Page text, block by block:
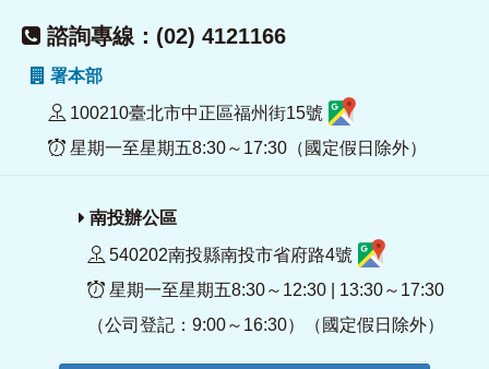
諮詢專線：(02) 4121166
署本部
100210臺北市中正區福州街15號
星期一至星期五8:30～17:30（國定假日除外）
南投辦公區
540202南投縣南投市省府路4號
星期一至星期五8:30～12:30 | 13:30～17:30
（公司登記：9:00～16:30）（國定假日除外）